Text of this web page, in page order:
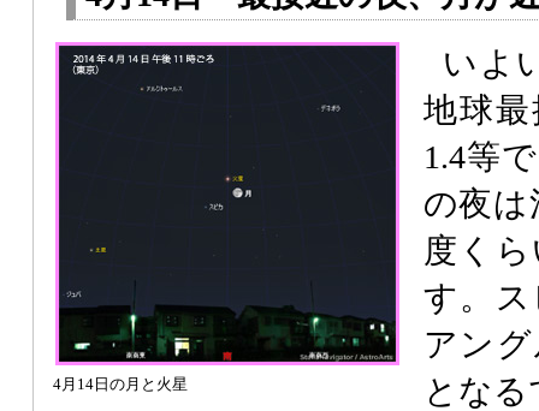
4月14日の月と火星
いよ
地球
1.4等
の夜は
度く
す。
アン
とな